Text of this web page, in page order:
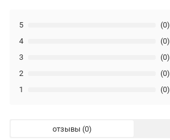
1 (0)
2 (0)
3 (0)
4 (0)
5 (0)
отзывы